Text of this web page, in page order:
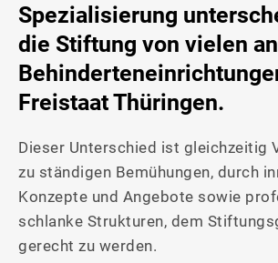
Spezialisierung
die Stiftung von vielen
Freistaat Thüringen.
Dieser Unterschied ist gleichzeitig
zu ständigen Bemühungen, durch
Konzepte und Angebote sowie
schlanke Strukturen, dem
gerecht zu werden.